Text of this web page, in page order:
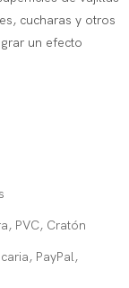
cucharas y otros
un efecto
PVC, Cratón
PayPal,